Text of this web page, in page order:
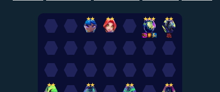
✭✭ ✭✭ ✭✭✭ ✭✭
✭✭ ✭✭ ✭✭ ✭✭